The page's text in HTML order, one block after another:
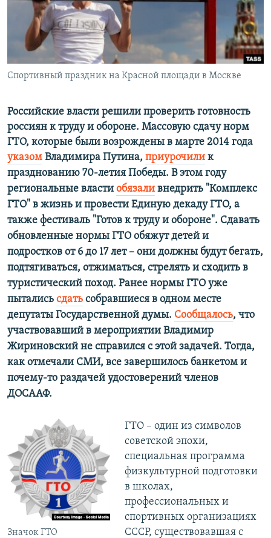
ПОБЕДИТЕЛЕЙ НЕ СУДЯТ?
КРЫМ.НЕПОКОРЕННЫЙ
УКРАИНСКАЯ ПРОБЛЕМА КРЫМА
ПРИСОЕДИНЯЙТЕСЬ!
Спортивный праздник на Красной площади в Москве
Российские власти решили проверить готовность
россиян к труду и обороне. Массовую сдачу норм
ГТО, которые были возрождены в марте 2014 года
указом Владимира Путина, приурочили к
празднованию 70-летия Победы. В этом году
региональные власти обязали внедрить "Комплекс
ГТО" в жизнь и провести Единую декаду ГТО, а
также фестиваль "Готов к труду и обороне". Сдавать
обновленные нормы ГТО обяжут детей и
подростков от 6 до 17 лет – они должны будут бегать,
подтягиваться, отжиматься, стрелять и сходить в
туристический поход. Ранее нормы ГТО уже
пытались сдать собравшиеся в одном месте
депутаты Государственной думы. Сообщалось, что
участвовавший в мероприятии Владимир
Жириновский не справился с этой задачей. Тогда,
как отмечали СМИ, все завершилось банкетом и
почему-то раздачей удостоверений членов
ДОСААФ.
Значок ГТО
ГТО – один из символов
советской эпохи,
специальная программа
физкультурной подготовки
в школах,
профессиональных и
спортивных организациях
СССР, существовавшая с